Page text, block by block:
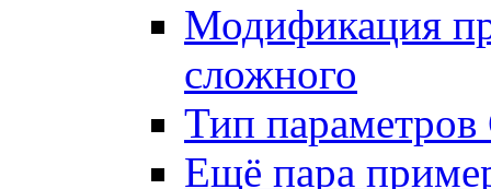
Модификация
сложного
Тип
Ещё пара